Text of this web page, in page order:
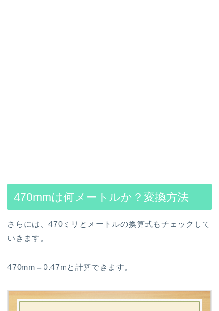
470mmは何メートルか？変換方法
さらには、470ミリとメートルの換算式もチェックして
いきます。
470mm＝0.47mと計算できます。